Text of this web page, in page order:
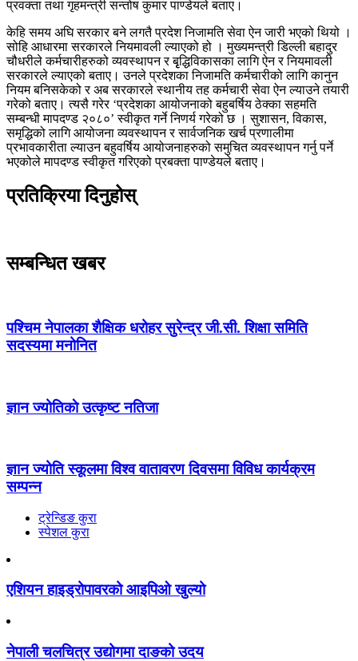
प्रवक्ता तथा गृहमन्त्री सन्तोष कुमार पाण्डेयले बताए।
केहि समय अघि सरकार बने लगतै प्रदेश निजामति सेवा ऐन जारी भएको थियो ।
सोहि आधारमा सरकारले नियमावली ल्याएको हो । मुख्यमन्त्री डिल्ली बहादुर
चौधरीले कर्मचारीहरुको व्यवस्थापन र बृृद्धिविकासका लागि ऐन र नियमावली
सरकारले ल्याएको बताए। उनले प्रदेशका निजामति कर्मचारीको लागि कानुन
नियम बनिसकेको र अब सरकारले स्थानीय तह कर्मचारी सेवा ऐन ल्याउने तयारी
गरेको बताए। त्यसै गरेर ‘प्रदेशका आयोजनाको बहुबर्षिय ठेक्का सहमति
सम्बन्धी मापदण्ड २०८०’ स्वीकृत गर्ने निणर्य गरेको छ । सुशासन, विकास,
समृद्धिको लागि आयोजना व्यवस्थापन र सार्वजनिक खर्च प्रणालीमा
प्रभावकारीता ल्याउन बहुवर्षिय आयोजनाहरुको समुचित व्यवस्थापन गर्नु पर्ने
भएकोले मापदण्ड स्वीकृत गरिएको प्रबक्ता पाण्डेयले बताए।
प्रतिक्रिया दिनुहोस्
सम्बन्धित खबर
पश्चिम नेपालका शैक्षिक धरोहर सुरेन्द्र जी.सी. शिक्षा समिति
सदस्यमा मनोनित
ज्ञान ज्योतिकाे उत्कृष्ट नतिजा
ज्ञान ज्योति स्कूलमा विश्व वातावरण दिवसमा विविध कार्यक्रम
सम्पन्न
ट्रेन्डिङ कुरा
स्पेशल कुरा
एशियन हाइड्रोपावरको आइपिओ खुल्यो
नेपाली चलचित्र उद्योगमा दाङको उदय